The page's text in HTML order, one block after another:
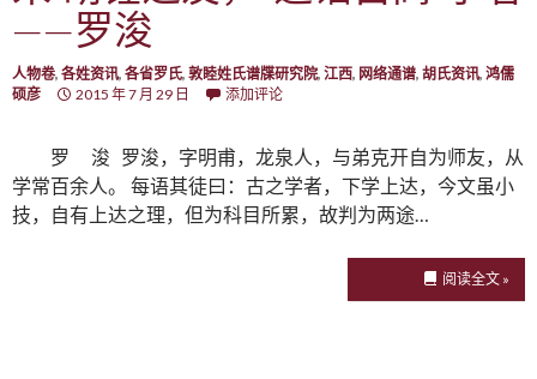
——罗浚
人物卷, 各姓资讯, 各省罗氏, 敦睦姓氏谱牒研究院, 江西, 网络通谱, 胡氏资讯, 鸿儒
硕彦
2015 年 7 月 29 日 添加评论
罗 浚 罗浚，字明甫，龙泉人，与弟克开自为师友，从
学常百余人。 每语其徒曰：古之学者，下学上达，今文虽小
技，自有上达之理，但为科目所累，故判为两途…
阅读全文 »